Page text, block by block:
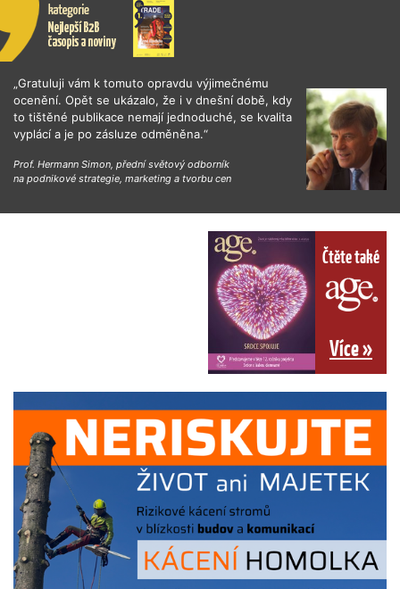
„Gratuluji vám k tomuto opravdu výjimečnému
ocenění. Opět se ukázalo, že i v dnešní době, kdy
to tištěné publikace nemají jednoduché, se kvalita
vyplácí a je po zásluze odměněna.“
Prof. Hermann Simon, přední světový odborník
na podnikové strategie, marketing a tvorbu cen
Čtěte také
Více »